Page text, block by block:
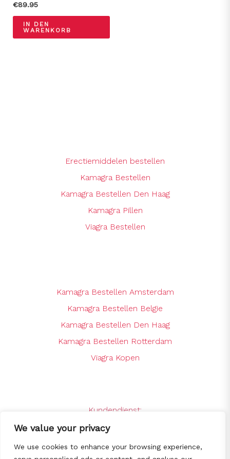
We value your privacy
We use cookies to enhance your browsing experience,
€89.95
IN DEN
WARENKORB
Erectiemiddelen bestellen
Kamagra Bestellen
Kamagra Bestellen Den Haag
Kamagra Pillen
Viagra Bestellen
Kamagra Bestellen Amsterdam
Kamagra Bestellen Belgie
Kamagra Bestellen Den Haag
Kamagra Bestellen Rotterdam
Viagra Kopen
Kundendienst:
support@kamagrabestellenshop.online
24 x 7 Online Support